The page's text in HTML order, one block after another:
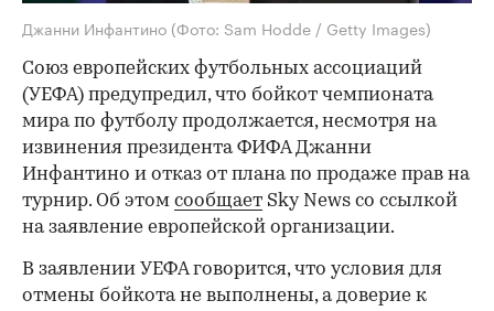
Джанни Инфантино (Фото: Sam Hodde / Getty Images)
Союз европейских футбольных ассоциаций
(УЕФА) предупредил, что бойкот чемпионата
мира по футболу продолжается, несмотря на
извинения президента ФИФА Джанни
Инфантино и отказ от плана по продаже прав на
турнир. Об этом сообщает Sky News со ссылкой
на заявление европейской организации.
В заявлении УЕФА говорится, что условия для
отмены бойкота не выполнены, а доверие к